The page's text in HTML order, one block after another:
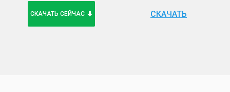
СКАЧАТЬ СЕЙЧАС СКАЧАТЬ